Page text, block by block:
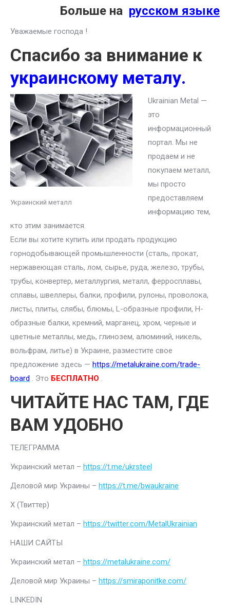
Больше на русском языке
Уважаемые господа !
Спасибо за внимание к
украинскому металу.
Украинский металл
Ukrainian Metal —
это
информационный
портал. Мы не
продаем и не
покупаем металл,
мы просто
предоставляем
информацию тем,
кто этим занимается.
Если вы хотите купить или продать продукцию
горнодобывающей промышленности (сталь, прокат,
нержавеющая сталь, лом, сырье, руда, железо, трубы,
трубы, конвертер, металлургия, металл, ферросплавы,
сплавы, швеллеры, балки, профили, рулоны, проволока,
листы, плиты, слябы, блюмы, L-образные профили, H-
образные балки, кремний, марганец, хром, черные и
цветные металлы, медь, глинозем, алюминий, никель,
вольфрам, литье) в Украине, разместите свое
предложение здесь — https://metalukraine.com/trade-
board . Это БЕСПЛАТНО .
ЧИТАЙТЕ НАС ТАМ, ГДЕ
ВАМ УДОБНО
ТЕЛЕГРАММА
Украинский метал – https://t.me/ukrsteel
Деловой мир Украины – https://t.me/bwaukraine
Х (Твиттер)
Украинский метал – https://twitter.com/MetalUkrainian
НАШИ САЙТЫ
Украинский метал – https://metalukraine.com/
Деловой мир Украины – https://smiraponitke.com/
LINKEDIN